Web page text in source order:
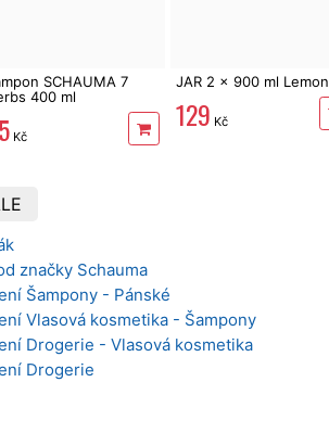
SCHAUMA 7
400 ml
Kč
JAR 2 x 900 ml Lemon
129 Kč
značky Schauma
Šampony - Pánské
Vlasová kosmetika - Šampony
Drogerie - Vlasová kosmetika
Drogerie